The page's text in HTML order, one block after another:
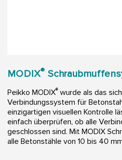
MODIX®
Peikko MODIX® wurde als das
Verbindungssystem für
einzigartigen visuellen Kontrolle
einfach überprüfen, ob alle
geschlossen sind. Mit MODIX
alle Betonstähle von 10 bis 40